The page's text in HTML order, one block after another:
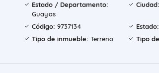
Estado / Departamento:
Guayas
Ciudad:
Código: 9737134 Estado:
Tipo de inmueble: Terreno Tipo